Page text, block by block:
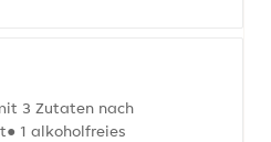
3 Zutaten nach
1 alkoholfreies